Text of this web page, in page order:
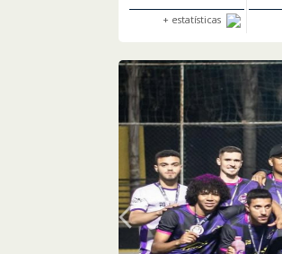
+ estatísticas